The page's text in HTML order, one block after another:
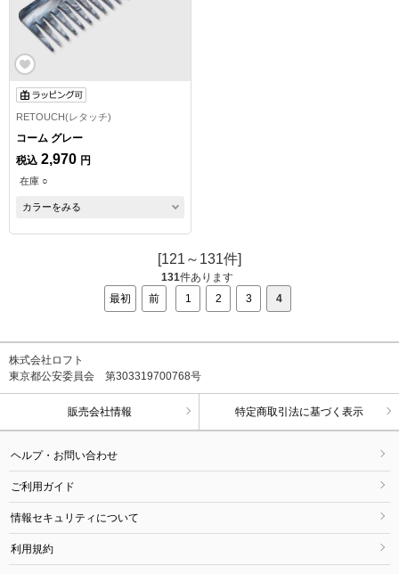
RETOUCH(レタッチ)
コーム グレー
税込 2,970 円
在庫 ○
カラーをみる
[121～131件]
131件あります
最初
前 1 2 3 4
株式会社ロフト
東京都公安委員会 第303319700768号
販売会社情報 特定商取引法に基づく表示
ヘルプ・お問い合わせ
ご利用ガイド
情報セキュリティについて
利用規約